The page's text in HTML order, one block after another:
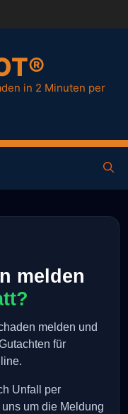
in 2 Minuten per
melden
melden und
für
Unfall per
um die Meldung